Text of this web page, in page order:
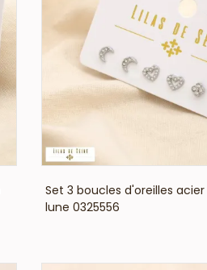
VOIR LE PRIX
Set 3 boucles d'oreilles
lune 0325556